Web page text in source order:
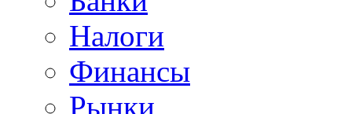
Налоги
Финансы
Рынки